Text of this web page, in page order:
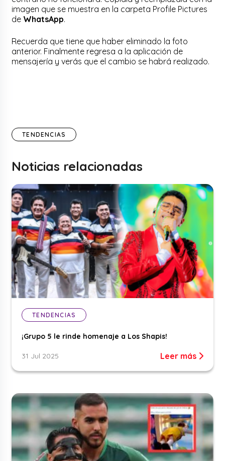
imagen que se muestra en la carpeta Profile Pictures
de WhatsApp.
Recuerda que tiene que haber eliminado la foto
anterior. Finalmente regresa a la aplicación de
mensajería y verás que el cambio se habrá realizado.
TENDENCIAS
Noticias relacionadas
TENDENCIAS
¡Grupo 5 le rinde homenaje a Los Shapis!
31 Jul 2025 Leer más